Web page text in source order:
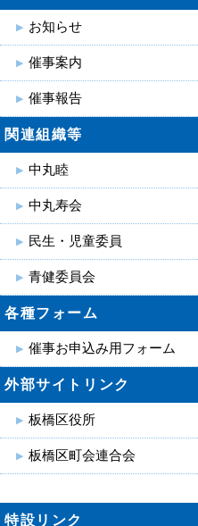
お知らせ
催事案内
催事報告
関連組織等
中丸睦
中丸寿会
民生・児童委員
青健委員会
各種フォーム
催事お申込み用フォーム
外部サイトリンク
板橋区役所
板橋区町会連合会
特設リンク